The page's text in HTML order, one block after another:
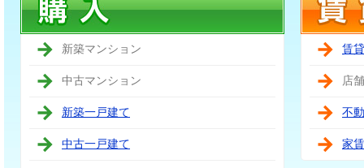
新築マンション
中古マンション
新築一戸建て
中古一戸建て
賃
店
不
家